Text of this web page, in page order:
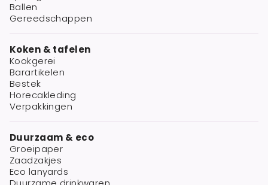
Ballen
Gereedschappen
Koken & tafelen
Kookgerei
Barartikelen
Bestek
Horecakleding
Verpakkingen
Duurzaam & eco
Groeipaper
Zaadzakjes
Eco lanyards